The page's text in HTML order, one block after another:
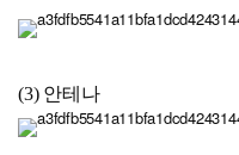
(3) 안테나